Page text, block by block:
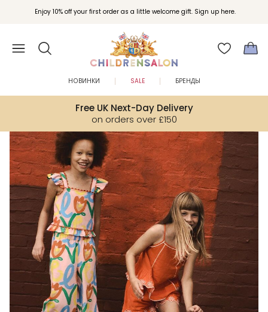
Enjoy 10% off your first order as a little welcome gift. Sign up here.
Вступайте в клуб Бонусы Childrensalon для эксклюзивных привилегий при
покупках.
Free UK Next-Day Delivery
on orders over £150
НОВИНКИ SALE БРЕНДЫ